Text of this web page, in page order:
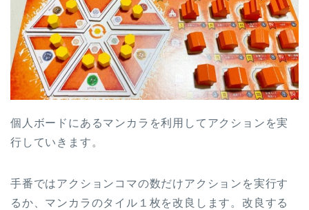
個人ボードにあるマンカラを利用してアクションを実
行していきます。
手番ではアクションコマの数だけアクションを実行す
るか、マンカラのタイル１枚を改良します。改良する